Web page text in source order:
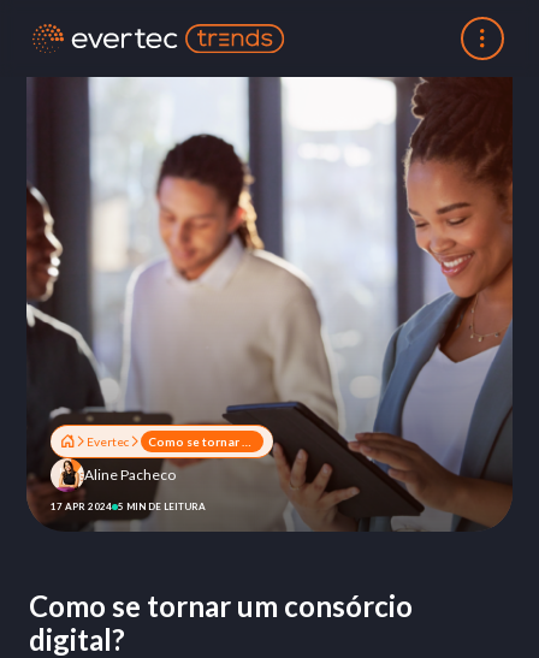
Evertec
Aline Pacheco
17 APR 2024 5 MIN DE LEITURA
Como se tornar um consórcio
digital?